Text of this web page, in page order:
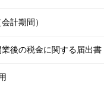
計期間）
後の税金に関する届出書